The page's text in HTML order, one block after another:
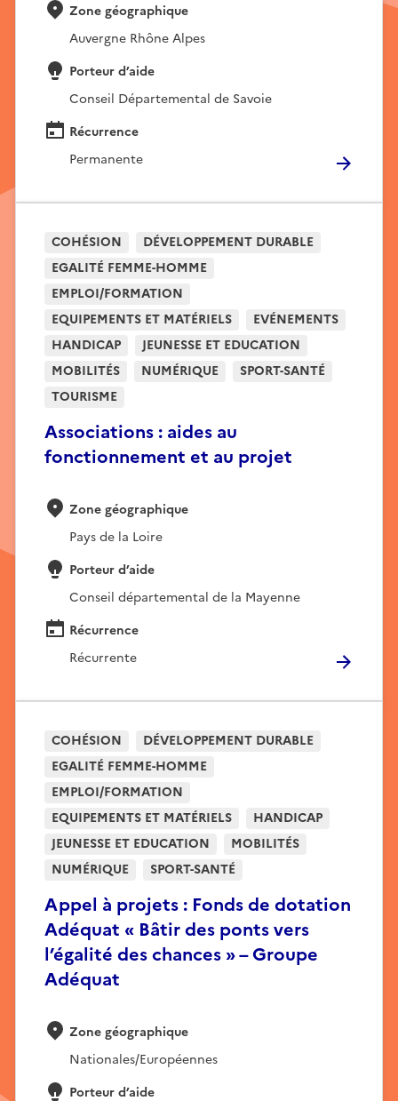
Zone géographique
Auvergne Rhône Alpes
Porteur d’aide
Conseil Départemental de Savoie
Récurrence
Permanente
Associations : aides au
fonctionnement et au projet
COHÉSION
DÉVELOPPEMENT DURABLE
EGALITÉ FEMME-HOMME
EMPLOI/FORMATION
EQUIPEMENTS ET MATÉRIELS
EVÉNEMENTS
HANDICAP
JEUNESSE ET EDUCATION
MOBILITÉS
NUMÉRIQUE
SPORT-SANTÉ
TOURISME
Zone géographique
Pays de la Loire
Porteur d’aide
Conseil départemental de la Mayenne
Récurrence
Récurrente
Appel à projets : Fonds de dotation
Adéquat « Bâtir des ponts vers
l’égalité des chances » – Groupe
Adéquat
COHÉSION
DÉVELOPPEMENT DURABLE
EGALITÉ FEMME-HOMME
EMPLOI/FORMATION
EQUIPEMENTS ET MATÉRIELS
HANDICAP
JEUNESSE ET EDUCATION
MOBILITÉS
NUMÉRIQUE
SPORT-SANTÉ
Zone géographique
Nationales/Européennes
Porteur d’aide